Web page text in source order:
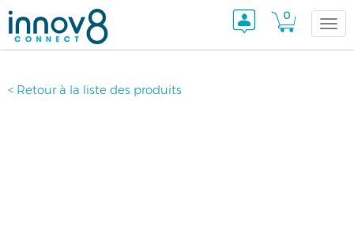
0
< Retour à la liste des produits